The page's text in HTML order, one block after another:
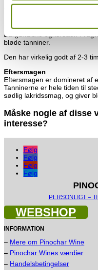
Smagen
intensitet – flot. Optræder
vinene en let rustik profil, og
Burgundiske egnsretter.
bløde tanniner.
Den har virkelig godt af 2-3
Eftersmagen
Eftersmagen er domineret af
Tanninerne er hele tiden til
sødlig lakridssmag, og giver
Måske nogle af disse
interesse?
Følg
Følg
Følg
Følg
PERSONLIGT –
WEBSHOP
INFORMATION
– Mere om Pinochar Wine
– Pinochar Wines værdier
– Handelsbetingelser